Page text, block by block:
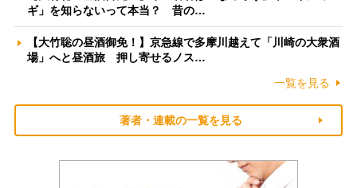
ギ」を知らないって本当？ 昔の…
【大竹聡の昼酒御免！】京急線で多摩川越えて「川崎の大衆酒
場」へと昼酒旅 押し寄せるノス…
一覧を見る
著者・連載の一覧を見る